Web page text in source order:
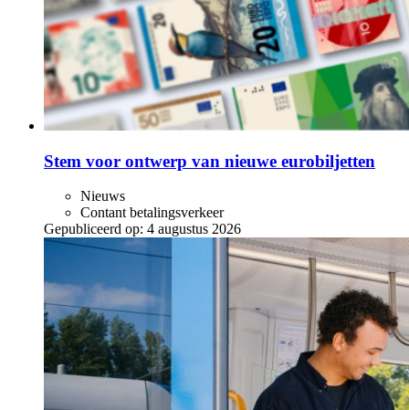
Stem voor ontwerp van nieuwe eurobiljetten
Nieuws
Contant betalingsverkeer
Gepubliceerd op: 4 augustus 2026